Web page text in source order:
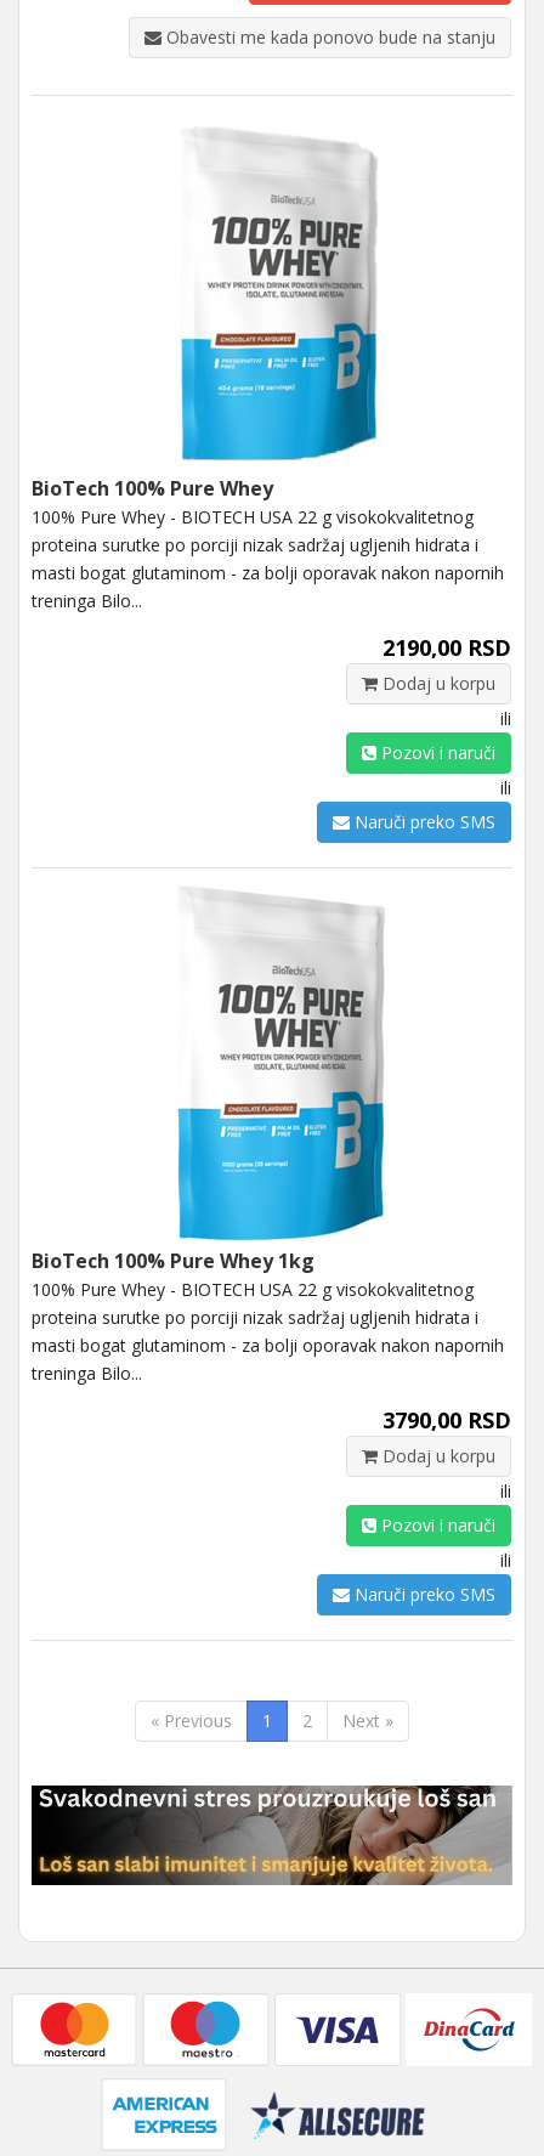
Obavesti me kada ponovo bude na stanju
BioTech 100% Pure Whey
100% Pure Whey - BIOTECH USA 22 g visokokvalitetnog
proteina surutke po porciji nizak sadržaj ugljenih hidrata i
masti bogat glutaminom - za bolji oporavak nakon napornih
treninga Bilo...
2190,00 RSD
Dodaj u korpu
ili
Pozovi i naruči
ili
Naruči preko SMS
BioTech 100% Pure Whey 1kg
100% Pure Whey - BIOTECH USA 22 g visokokvalitetnog
proteina surutke po porciji nizak sadržaj ugljenih hidrata i
masti bogat glutaminom - za bolji oporavak nakon napornih
treninga Bilo...
3790,00 RSD
Dodaj u korpu
ili
Pozovi i naruči
ili
Naruči preko SMS
« Previous 1 2 Next »